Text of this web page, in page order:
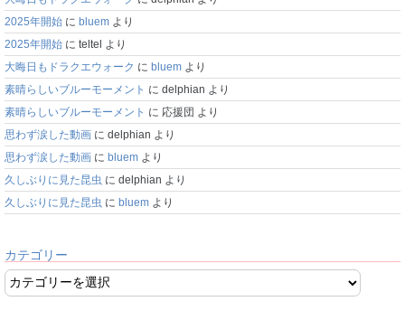
2025年開始 に bluem より
2025年開始 に teltel より
大晦日もドラクエウォーク に bluem より
素晴らしいブルーモーメント に delphian より
素晴らしいブルーモーメント に 応援団 より
思わず涙した動画 に delphian より
思わず涙した動画 に bluem より
久しぶりに見た昆虫 に delphian より
久しぶりに見た昆虫 に bluem より
カテゴリー